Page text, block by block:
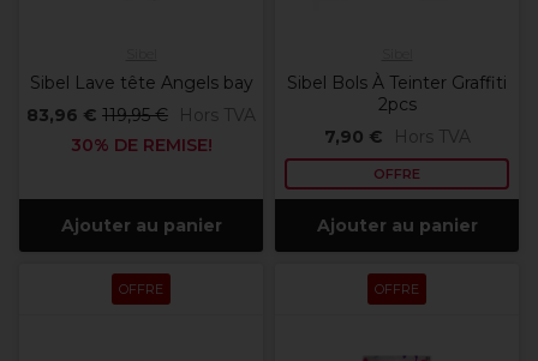
Sibel Lave tête Angels bay
83,96 € 119,95 €
Hors TVA
30% DE REMISE!
Ajouter au panier
Sibel Bols À Teinter Graffiti
2pcs
7,90 €
Hors TVA
OFFRE
Ajouter au panier
OFFRE OFFRE